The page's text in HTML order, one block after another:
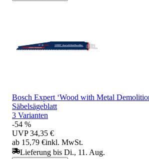
Bosch Expert ‘Wood with Metal
Säbelsägeblatt
3 Varianten
-54 %
UVP 34,35 €
ab 15,79 €inkl. MwSt.
Lieferung bis Di., 11. Aug.